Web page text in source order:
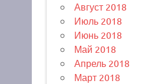
Август 2018
Июль 2018
Июнь 2018
Май 2018
Апрель 2018
Март 2018